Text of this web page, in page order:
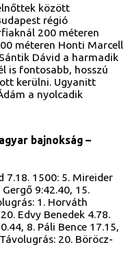
között
régió
200 méteren
méteren Honti Marcell
Dávid a harmadik
is fontosabb, hosszú
kerülni. Ugyanitt
a nyolcadik
bajnokság –
7.18. 1500: 5. Mireider
9:42.40, 15.
1. Horváth
Edvy Benedek 4.78.
8. Páli Bence 17.15,
20. Böröcz-